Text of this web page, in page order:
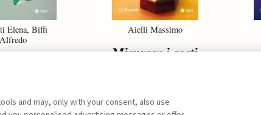
Elena, Biffi
Alfredo
Aielli Massimo
Misurare i costi
and may, only with your consent, also use